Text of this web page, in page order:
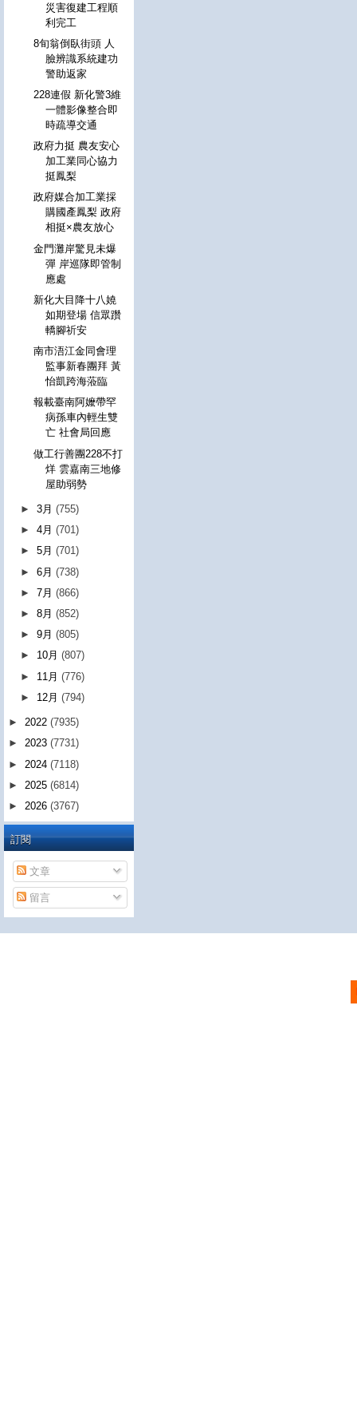
災害復建工程順
利完工
8旬翁倒臥街頭 人
臉辨識系統建功
警助返家
228連假 新化警3維
一體影像整合即
時疏導交通
政府力挺 農友安心
加工業同心協力
挺鳳梨
政府媒合加工業採
購國產鳳梨 政府
相挺×農友放心
金門灘岸驚見未爆
彈 岸巡隊即管制
應處
新化大目降十八嬈
如期登場 信眾躦
轎腳祈安
南市浯江金同會理
監事新春團拜 黃
怡凱跨海蒞臨
報載臺南阿嬤帶罕
病孫車內輕生雙
亡 社會局回應
做工行善團228不打
烊 雲嘉南三地修
屋助弱勢
►3月(755)
►4月(701)
►5月(701)
►6月(738)
►7月(866)
►8月(852)
►9月(805)
► 10月(807)
► 11月(776)
► 12月(794)
► 2022 (7935)
► 2023 (7731)
► 2024 (7118)
► 2025 (6814)
► 2026 (3767)
訂閱
文章
留言